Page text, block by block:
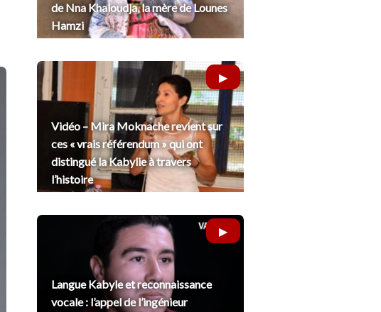
de Nna Khaloudja, la mère de Lounes
Hamzi
Vidéo – Mira Moknache revient sur
ces « vrais référendum » qui ont
distingué la Kabylie à travers
l’histoire
Langue Kabyle et reconnaissance
vocale : l’appel de l’ingénieur